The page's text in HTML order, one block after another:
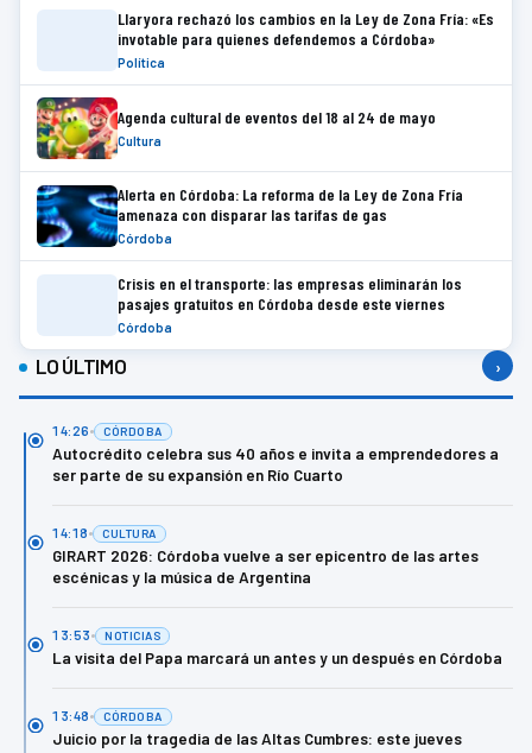
Llaryora rechazó los cambios en la Ley de Zona Fría: «Es
invotable para quienes defendemos a Córdoba»
Política
Agenda cultural de eventos del 18 al 24 de mayo
Cultura
Alerta en Córdoba: La reforma de la Ley de Zona Fría
amenaza con disparar las tarifas de gas
Córdoba
Crisis en el transporte: las empresas eliminarán los
pasajes gratuitos en Córdoba desde este viernes
Córdoba
LO ÚLTIMO ›
14:26 CÓRDOBA
Autocrédito celebra sus 40 años e invita a emprendedores a
ser parte de su expansión en Río Cuarto
14:18 CULTURA
GIRART 2026: Córdoba vuelve a ser epicentro de las artes
escénicas y la música de Argentina
13:53 NOTICIAS
La visita del Papa marcará un antes y un después en Córdoba
13:48 CÓRDOBA
Juicio por la tragedia de las Altas Cumbres: este jueves